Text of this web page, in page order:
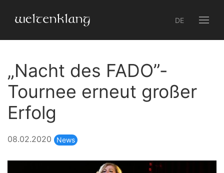
DE
„Nacht des FADO”-
Tournee erneut großer
Erfolg
08.02.2020 News